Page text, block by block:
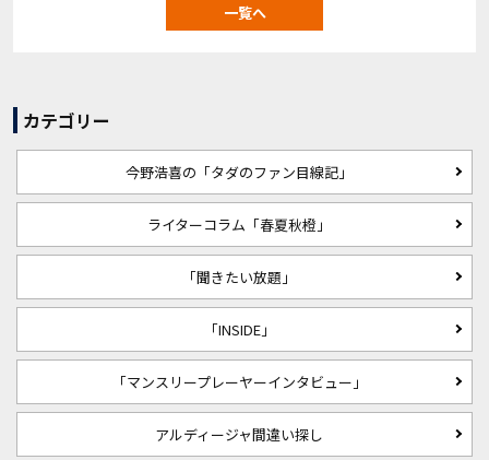
一覧へ
カテゴリー
今野浩喜の「タダのファン目線記」
ライターコラム「春夏秋橙」
「聞きたい放題」
「INSIDE」
「マンスリープレーヤーインタビュー」
アルディージャ間違い探し